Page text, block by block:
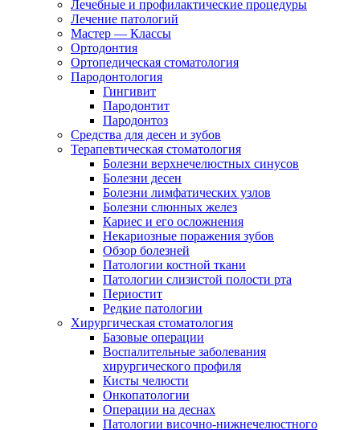
Лечебные и профилактические процедуры
Лечение патологий
Мастер — Классы
Ортодонтия
Ортопедическая стоматология
Пародонтология
Гингивит
Пародонтит
Пародонтоз
Средства для десен и зубов
Терапевтическая стоматология
Болезни верхнечелюстных синусов
Болезни десен
Болезни лимфатических узлов
Болезни слюнных желез
Кариес и его осложнения
Некариозные поражения зубов
Обзор болезней
Патологии костной ткани
Патологии слизистой полости рта
Периостит
Редкие патологии
Хирургическая стоматология
Базовые операции
Воспалительные заболевания
хирургического профиля
Кисты челюсти
Онкопатологии
Операции на деснах
Патологии височно-нижнечелюстного